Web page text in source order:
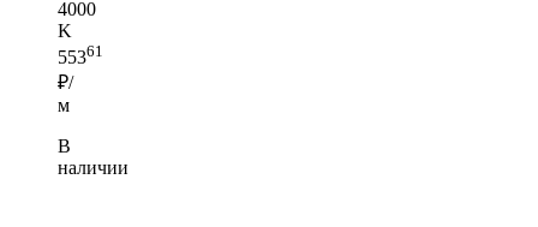
4000
K
55361
₽/
м
В
наличии